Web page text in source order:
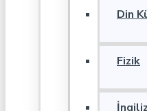
Din
Fizik